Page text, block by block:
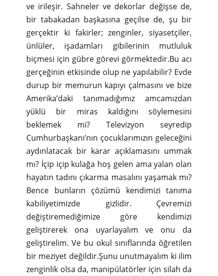
ve irileşir. Sahneler ve dekorlar değişse de,
bir tabakadan başkasına geçilse de, şu bir
gerçektir ki fakirler; zenginler, siyasetçiler,
ünlüler, işadamları gibilerinin mutluluk
biçmesi için gübre görevi görmektedir.Bu acı
gerçeğinin etkisinde olup ne yapılabilir? Evde
durup bir memurun kapıyı çalmasını ve bize
Amerika’daki tanımadığımız amcamızdan
yüklü bir miras kaldığını söylemesini
beklemek mi? Televizyon seyredip
Cumhurbaşkanı’nın çocuklarımızın geleceğini
aydınlatacak bir karar açıklamasını ummak
mı? İçip içip kulağa hoş gelen ama yalan olan
hayatın tadını çıkarma masalını yaşamak mı?
Bence bunların çözümü kendimizi tanıma
kabiliyetimizde gizlidir. Çevremizi
değiştiremediğimize göre kendimizi
geliştirerek ona uyarlayalım ve onu da
geliştirelim. Ve bu okul sınıflarında öğretilen
bir meziyet değildir.Şunu unutmayalım ki ilim
zenginlik olsa da, manipülatörler için silah da